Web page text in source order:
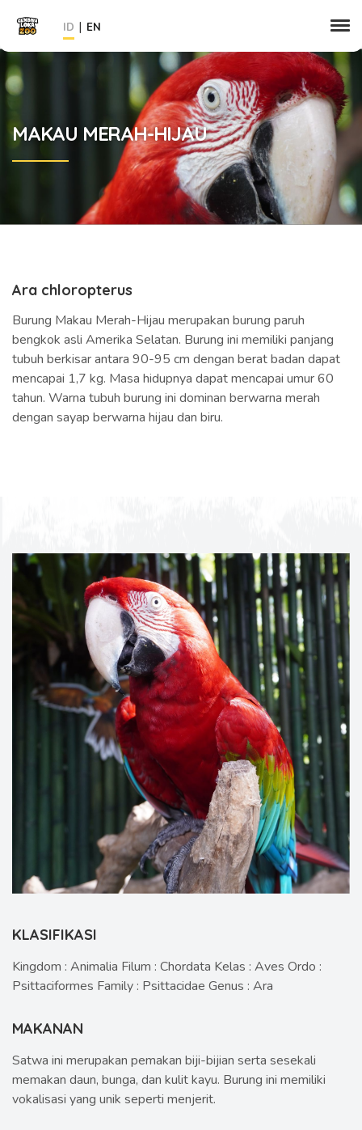
ID | EN
MAKAU MERAH-HIJAU
Ara chloropterus
Burung Makau Merah-Hijau merupakan burung paruh
bengkok asli Amerika Selatan. Burung ini memiliki panjang
tubuh berkisar antara 90-95 cm dengan berat badan dapat
mencapai 1,7 kg. Masa hidupnya dapat mencapai umur 60
tahun. Warna tubuh burung ini dominan berwarna merah
dengan sayap berwarna hijau dan biru.
KLASIFIKASI
Kingdom : Animalia Filum : Chordata Kelas : Aves Ordo :
Psittaciformes Family : Psittacidae Genus : Ara
MAKANAN
Satwa ini merupakan pemakan biji-bijian serta sesekali
memakan daun, bunga, dan kulit kayu. Burung ini memiliki
vokalisasi yang unik seperti menjerit.